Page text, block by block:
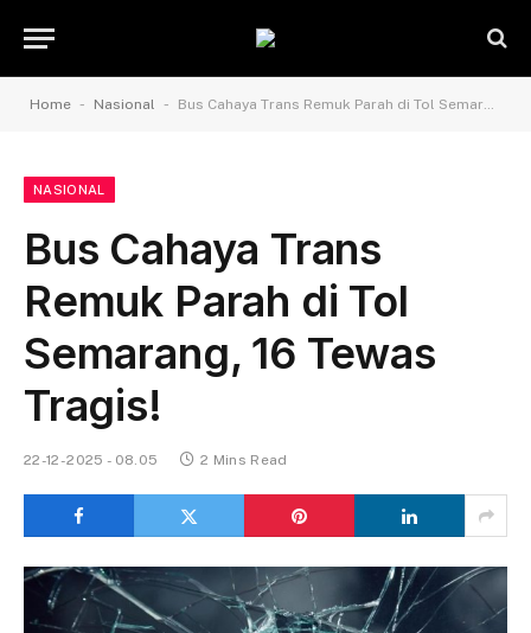
Home - Nasional - Bus Cahaya Trans Remuk Parah di Tol Semarang, 16 Tewas Tragis!
NASIONAL
Bus Cahaya Trans
Remuk Parah di Tol
Semarang, 16 Tewas
Tragis!
22-12-2025 - 08.05 2 Mins Read